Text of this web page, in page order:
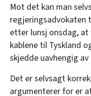
Mot det kan man
regjeringsadvokaten
etter lunsj onsdag,
kablene til Tyskland
skjedde uavhengig
Det er selvsagt
argumenterer for er